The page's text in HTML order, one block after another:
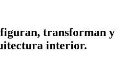
transforman y
interior.